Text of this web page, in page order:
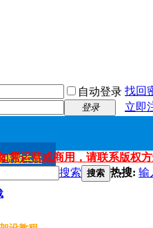
自动登录 找回
登录
立即
奇版本库
需运营或商用，请联系版权
搜索 搜索 热搜: 输